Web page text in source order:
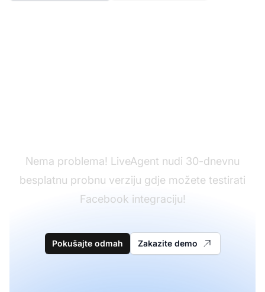
Nema problema! LiveAgent nudi 30-dnevnu
besplatnu probnu verziju gdje možete testirati
Facebook integraciju!
Pokušajte odmah Zakazite demo